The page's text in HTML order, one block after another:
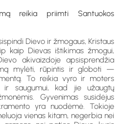
reikia priimti Santuokos
Dievo ir žmogaus, Kristaus
kaip Dievas ištikimas žmogui,
akivaizdoje apsisprendžia
mylėti, rūpintis ir globoti —
To reikia vyro ir moters
ir saugumui, kad jie užaugtų
Gyvenimas susidėjus
yra nuodėmė. Tokioje
vienas kitam, negerbia nei